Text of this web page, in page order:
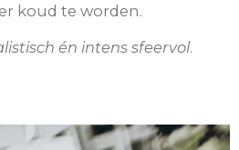
koud te worden.
én intens sfeervol.